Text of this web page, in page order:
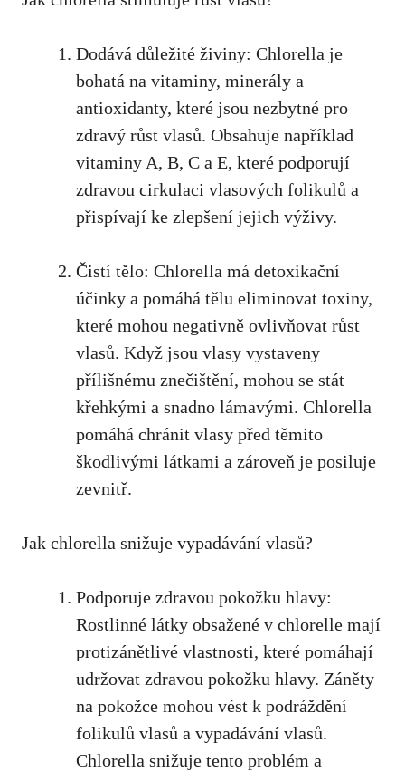
Dodává důležité živiny: Chlorella je
bohatá na vitaminy, minerály a
antioxidanty, které jsou nezbytné pro
zdravý růst vlasů. Obsahuje například
vitaminy A, B, C a E, které podporují
zdravou cirkulaci vlasových folikulů a
přispívají ke zlepšení jejich výživy.
Čistí tělo: Chlorella má detoxikační
účinky a pomáhá tělu eliminovat toxiny,
které mohou negativně ovlivňovat růst
vlasů. Když jsou vlasy vystaveny
přílišnému znečištění, mohou se stát
křehkými a snadno lámavými. Chlorella
pomáhá chránit vlasy před těmito
škodlivými látkami a zároveň je posiluje
zevnitř.
Jak chlorella snižuje vypadávání vlasů?
Podporuje zdravou pokožku hlavy:
Rostlinné látky obsažené v chlorelle mají
protizánětlivé vlastnosti, které pomáhají
udržovat zdravou pokožku hlavy. Záněty
na pokožce mohou vést k podráždění
folikulů vlasů a vypadávání vlasů.
Chlorella snižuje tento problém a